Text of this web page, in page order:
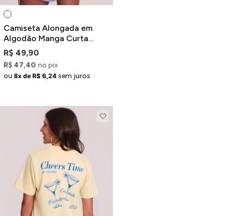
Camiseta Alongada em
Algodão Manga Curta
Branca Estampada
R$ 49,90
R$ 47,40 no pix
ou 8x de R$ 6,24 sem juros